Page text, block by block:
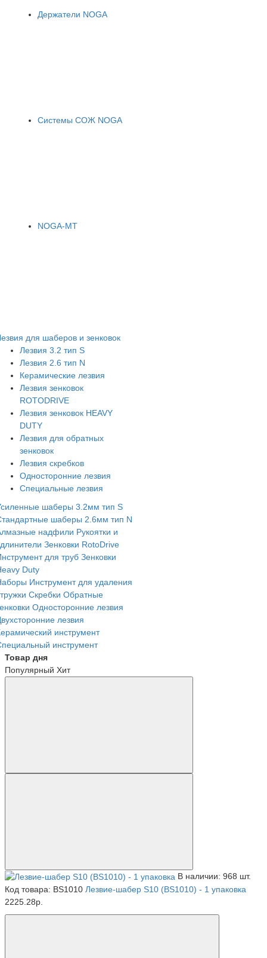
Держатели NOGA
Системы СОЖ NOGA
NOGA-MT
для шаберов и зенковок
Лезвия 3.2 тип S
Лезвия 2.6 тип N
Керамические лезвия
Лезвия зенковок
ROTODRIVE
Лезвия зенковок HEAVY
DUTY
Лезвия для обратных
зенковок
Лезвия скребков
Односторонние лезвия
Специальные лезвия
шаберы 3.2мм тип S
шаберы 2.6мм тип N
надфили Рукоятки и
Зенковки RotoDrive
для труб Зенковки
Duty
Инструмент для удаления
Скребки Обратные
Односторонние лезвия
лезвия
инструмент
инструмент
Товар дня
Популярный Хит
В наличии: 968 шт.
Код товара: BS1010 Лезвие-шабер S10 (BS1010) - 1 упаковка
2225.28р.